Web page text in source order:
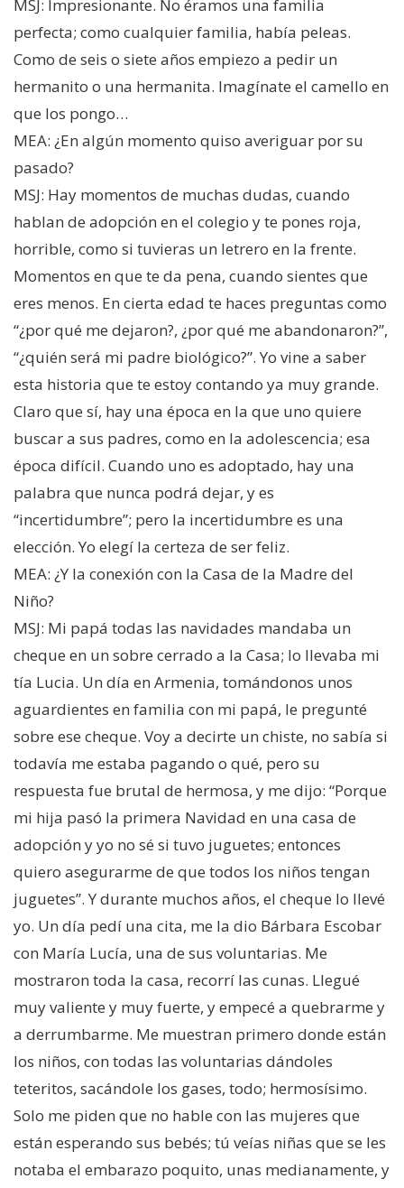
MSJ: Impresionante. No éramos una familia
perfecta; como cualquier familia, había peleas.
Como de seis o siete años empiezo a pedir un
hermanito o una hermanita. Imagínate el camello en
que los pongo…
MEA: ¿En algún momento quiso averiguar por su
pasado?
MSJ: Hay momentos de muchas dudas, cuando
hablan de adopción en el colegio y te pones roja,
horrible, como si tuvieras un letrero en la frente.
Momentos en que te da pena, cuando sientes que
eres menos. En cierta edad te haces preguntas como
“¿por qué me dejaron?, ¿por qué me abandonaron?”,
“¿quién será mi padre biológico?”. Yo vine a saber
esta historia que te estoy contando ya muy grande.
Claro que sí, hay una época en la que uno quiere
buscar a sus padres, como en la adolescencia; esa
época difícil. Cuando uno es adoptado, hay una
palabra que nunca podrá dejar, y es
“incertidumbre”; pero la incertidumbre es una
elección. Yo elegí la certeza de ser feliz.
MEA: ¿Y la conexión con la Casa de la Madre del
Niño?
MSJ: Mi papá todas las navidades mandaba un
cheque en un sobre cerrado a la Casa; lo llevaba mi
tía Lucia. Un día en Armenia, tomándonos unos
aguardientes en familia con mi papá, le pregunté
sobre ese cheque. Voy a decirte un chiste, no sabía si
todavía me estaba pagando o qué, pero su
respuesta fue brutal de hermosa, y me dijo: “Porque
mi hija pasó la primera Navidad en una casa de
adopción y yo no sé si tuvo juguetes; entonces
quiero asegurarme de que todos los niños tengan
juguetes”. Y durante muchos años, el cheque lo llevé
yo. Un día pedí una cita, me la dio Bárbara Escobar
con María Lucía, una de sus voluntarias. Me
mostraron toda la casa, recorrí las cunas. Llegué
muy valiente y muy fuerte, y empecé a quebrarme y
a derrumbarme. Me muestran primero donde están
los niños, con todas las voluntarias dándoles
teteritos, sacándole los gases, todo; hermosísimo.
Solo me piden que no hable con las mujeres que
están esperando sus bebés; tú veías niñas que se les
notaba el embarazo poquito, unas medianamente, y